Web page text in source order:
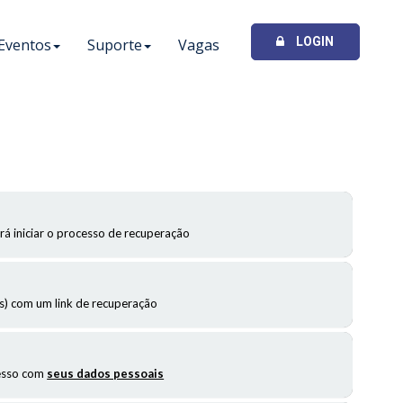
Suporte Vagas LOGIN
iniciar o processo de recuperação
com um link de recuperação
com seus dados pessoais